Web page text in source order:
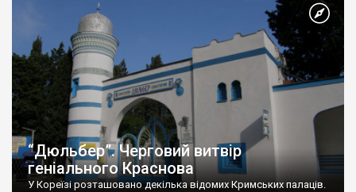
“Дюльбер”. Черговий витвір
геніального Краснова
У Кореїзі розташовано декілька відомих Кримських палаців.